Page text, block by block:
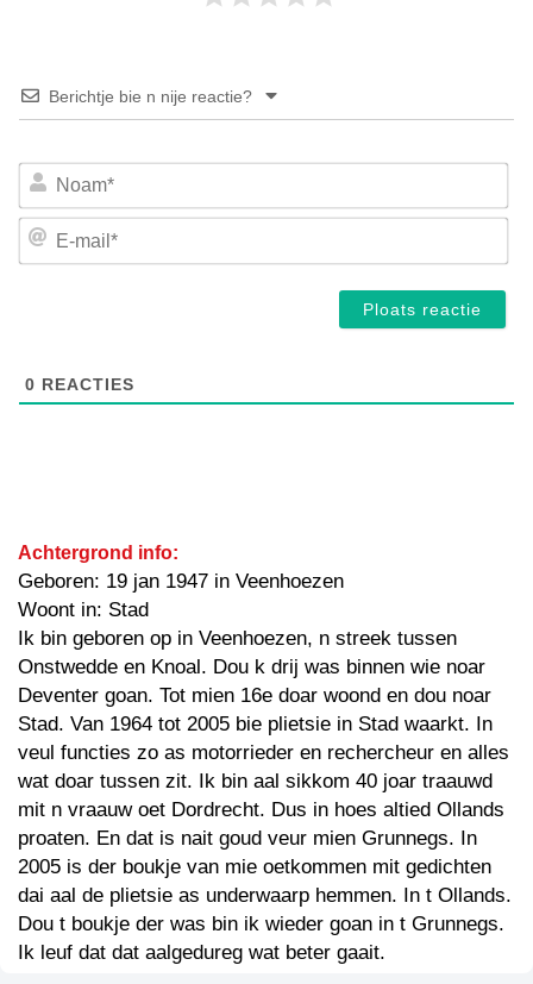
Berichtje bie n nije reactie?
E-
0 REACTIES
Achtergrond info:
Geboren: 19 jan 1947 in Veenhoezen
Woont in: Stad
Ik bin geboren op in Veenhoezen, n streek tussen
Onstwedde en Knoal. Dou k drij was binnen wie noar
Deventer goan. Tot mien 16e doar woond en dou noar
Stad. Van 1964 tot 2005 bie plietsie in Stad waarkt. In
veul functies zo as motorrieder en rechercheur en alles
wat doar tussen zit. Ik bin aal sikkom 40 joar traauwd
mit n vraauw oet Dordrecht. Dus in hoes altied Ollands
proaten. En dat is nait goud veur mien Grunnegs. In
2005 is der boukje van mie oetkommen mit gedichten
dai aal de plietsie as underwaarp hemmen. In t Ollands.
Dou t boukje der was bin ik wieder goan in t Grunnegs.
Ik leuf dat dat aalgedureg wat beter gaait.